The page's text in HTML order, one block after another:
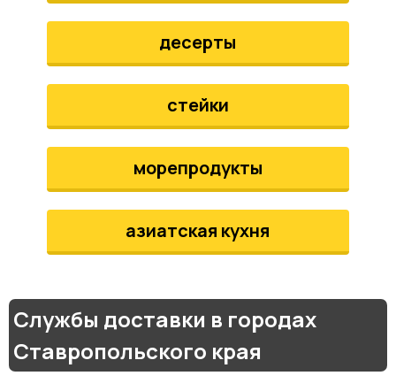
десерты
стейки
морепродукты
азиатская кухня
Службы доставки в городах
Ставропольского края